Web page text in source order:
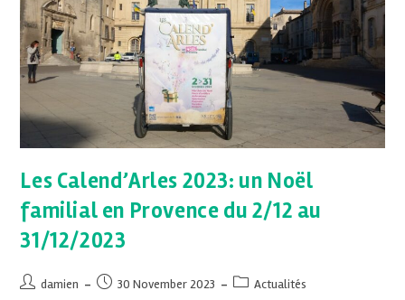
Les Calend’Arles 2023: un Noël
familial en Provence du 2/12 au
31/12/2023
damien 30 November 2023 Actualités